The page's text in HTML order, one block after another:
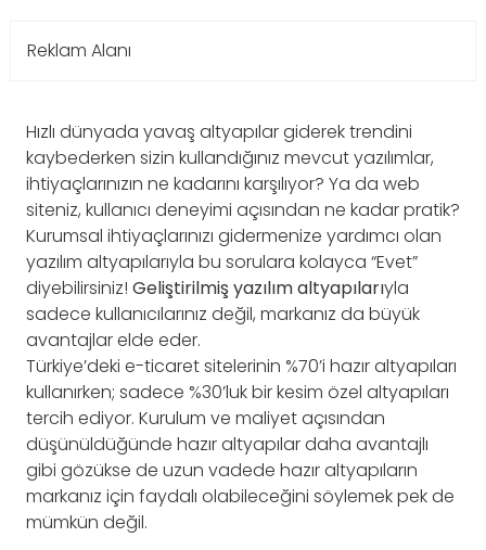
Reklam Alanı
Hızlı dünyada yavaş altyapılar giderek trendini
kaybederken sizin kullandığınız mevcut yazılımlar,
ihtiyaçlarınızın ne kadarını karşılıyor? Ya da web
siteniz, kullanıcı deneyimi açısından ne kadar pratik?
Kurumsal ihtiyaçlarınızı gidermenize yardımcı olan
yazılım altyapılarıyla bu sorulara kolayca “Evet”
diyebilirsiniz! Geliştirilmiş yazılım altyapılarıyla
sadece kullanıcılarınız değil, markanız da büyük
avantajlar elde eder.
Türkiye’deki e-ticaret sitelerinin %70’i hazır altyapıları
kullanırken; sadece %30’luk bir kesim özel altyapıları
tercih ediyor. Kurulum ve maliyet açısından
düşünüldüğünde hazır altyapılar daha avantajlı
gibi gözükse de uzun vadede hazır altyapıların
markanız için faydalı olabileceğini söylemek pek de
mümkün değil.